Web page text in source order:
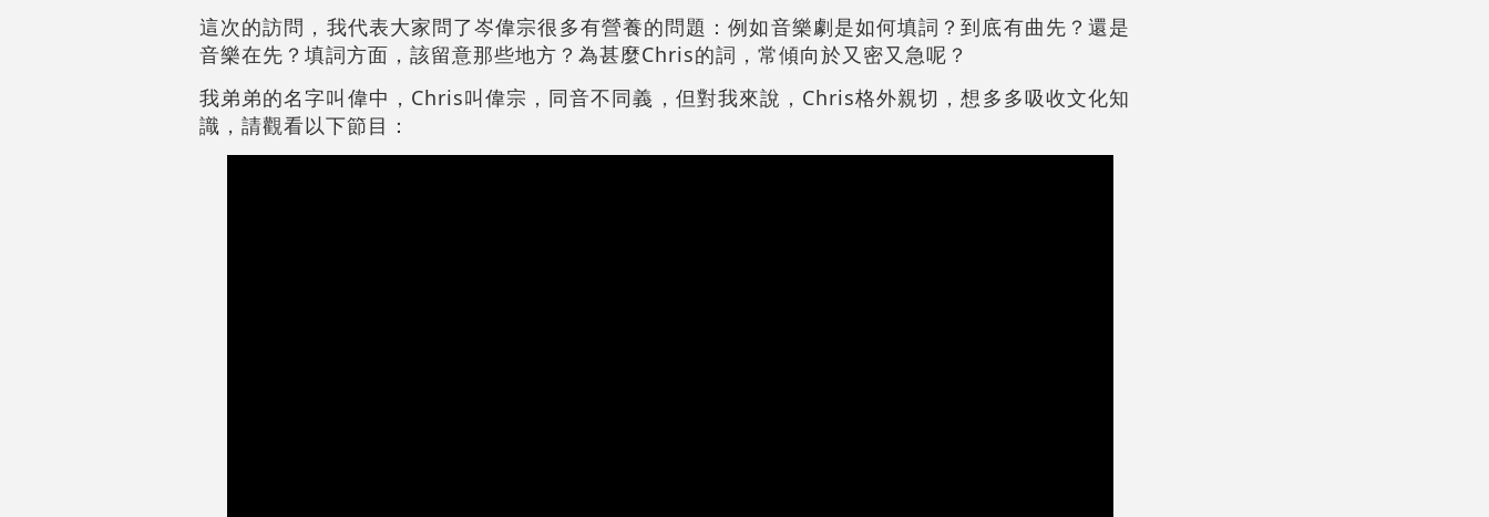
這次的訪問，我代表大家問了岑偉宗很多有營養的問題：例如音樂劇是如何填詞？到底有曲先？還是
音樂在先？填詞方面，該留意那些地方？為甚麼Chris的詞，常傾向於又密又急呢？
我弟弟的名字叫偉中，Chris叫偉宗，同音不同義，但對我來說，Chris格外親切，想多多吸收文化知
識，請觀看以下節目：